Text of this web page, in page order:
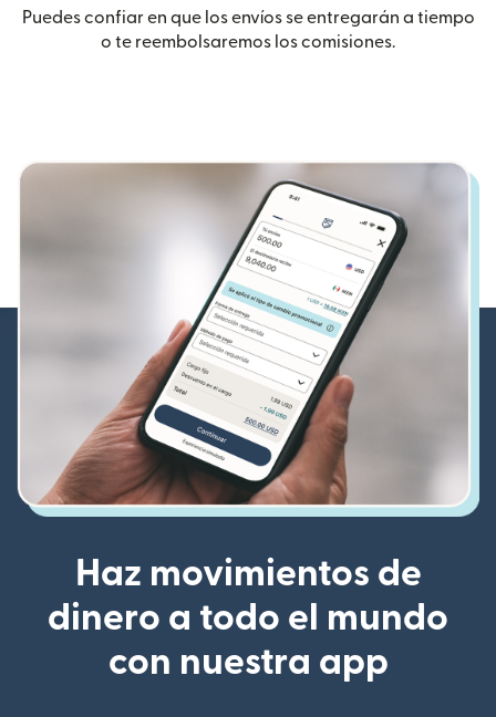
Puedes confiar en que los envíos se entregarán a tiempo
o te reembolsaremos los comisiones.
Haz movimientos de
dinero a todo el mundo
con nuestra app